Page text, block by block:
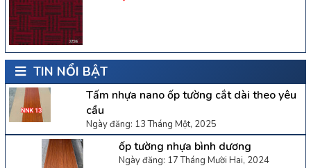
TIN NỔI BẬT
Tấm nhựa nano ốp tường cắt dài theo yêu
cầu
Ngày đăng: 13 Tháng Một, 2025
ốp tường nhựa bình dương
Ngày đăng: 17 Tháng Mười Hai, 2024